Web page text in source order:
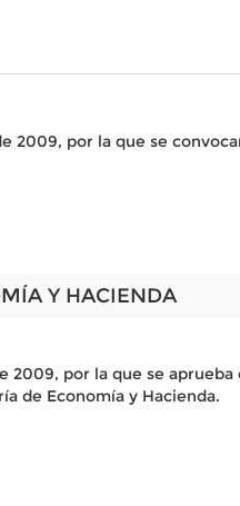
2009, por la que se
Y HACIENDA
2009, por la que se
de Economía y Hacienda.